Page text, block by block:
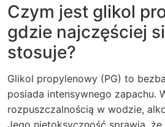
Czym jest glikol
gdzie najczęściej
stosuje?
Glikol propylenowy (PG) to
posiada intensywnego zapachu.
rozpuszczalnością w wodzie,
Jego nietoksyczność sprawia, że